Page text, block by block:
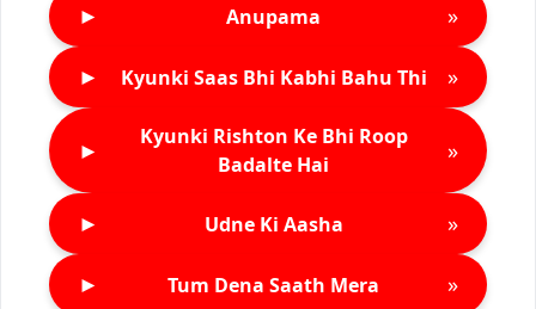
► Anupama »
► Kyunki Saas Bhi Kabhi Bahu Thi »
►
Kyunki Rishton Ke Bhi Roop
Badalte Hai
»
► Udne Ki Aasha »
► Tum Dena Saath Mera »